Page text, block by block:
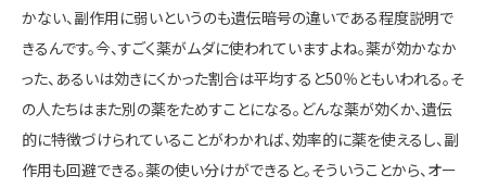
かない、副作用に弱いというのも遺伝暗号の違いである程度説明で
きるんです。今、すごく薬がムダに使われていますよね。薬が効かなか
った、あるいは効きにくかった割合は平均すると50％ともいわれる。そ
の人たちはまた別の薬をためすことになる。どんな薬が効くか、遺伝
的に特徴づけられていることがわかれば、効率的に薬を使えるし、副
作用も回避できる。薬の使い分けができると。そういうことから、オー